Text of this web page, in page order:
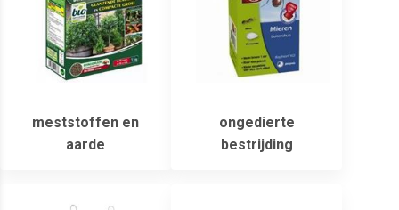
meststoffen en
aarde
ongedierte
bestrijding